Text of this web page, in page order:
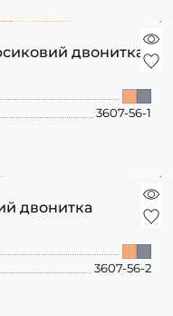
двонитка
3607-56-1
двонитка
3607-56-2